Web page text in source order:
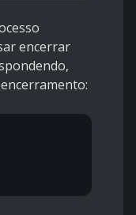
encerrar